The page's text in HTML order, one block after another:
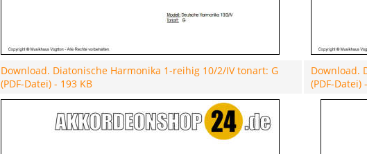
Download. Diatonische Harmonika 1-reihig 10/2/IV tonart: G
(PDF-Datei) - 193 KB
Download.
(PDF-Datei)